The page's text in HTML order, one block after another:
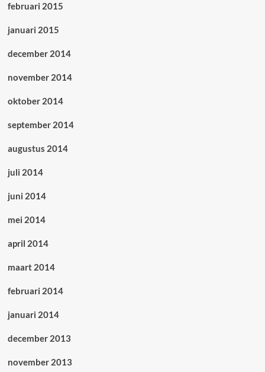
februari 2015
januari 2015
december 2014
november 2014
oktober 2014
september 2014
augustus 2014
juli 2014
juni 2014
mei 2014
april 2014
maart 2014
februari 2014
januari 2014
december 2013
november 2013